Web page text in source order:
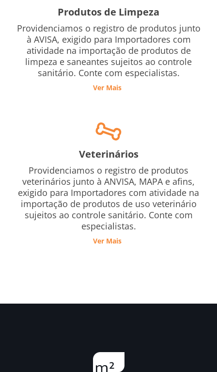
Produtos de Limpeza
Providenciamos o registro de produtos junto
à AVISA, exigido para Importadores com
atividade na importação de produtos de
limpeza e saneantes sujeitos ao controle
sanitário. Conte com especialistas.
Ver Mais
Veterinários
Providenciamos o registro de produtos
veterinários junto à ANVISA, MAPA e afins,
exigido para Importadores com atividade na
importação de produtos de uso veterinário
sujeitos ao controle sanitário. Conte com
especialistas.
Ver Mais